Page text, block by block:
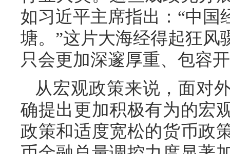
如习近平主席指出：“中
塘。”这片大海经得起狂风
只会更加深邃厚重、包容
从宏观政策来说，面对
确提出更加积极有为的宏
政策和适度宽松的货币政